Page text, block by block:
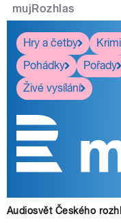
mujRozhlas
Hry a četby
Krimi
Pohádky
Pořady
Živé vysílání
Audiosvět Českého